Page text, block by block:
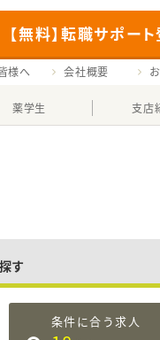
【無料】転職サポー
様へ 会社概要
薬学生 支店
す
条件に合う求人